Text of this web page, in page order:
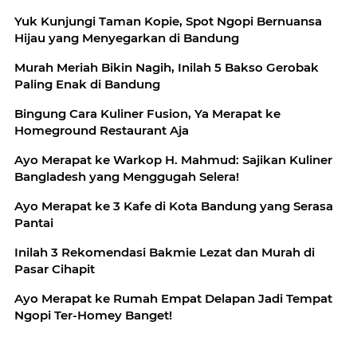
Yuk Kunjungi Taman Kopie, Spot Ngopi Bernuansa
Hijau yang Menyegarkan di Bandung
Murah Meriah Bikin Nagih, Inilah 5 Bakso Gerobak
Paling Enak di Bandung
Bingung Cara Kuliner Fusion, Ya Merapat ke
Homeground Restaurant Aja
Ayo Merapat ke Warkop H. Mahmud: Sajikan Kuliner
Bangladesh yang Menggugah Selera!
Ayo Merapat ke 3 Kafe di Kota Bandung yang Serasa
Pantai
Inilah 3 Rekomendasi Bakmie Lezat dan Murah di
Pasar Cihapit
Ayo Merapat ke Rumah Empat Delapan Jadi Tempat
Ngopi Ter-Homey Banget!